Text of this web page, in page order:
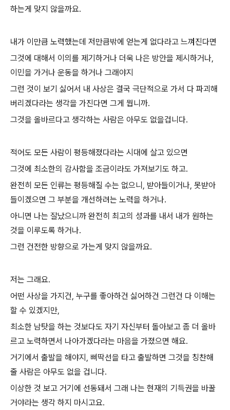
하는게 맞지 않을까요.
내가 이만큼 노력했는데 저만큼밖에 얻는게 없다라고 느껴진다면
그것에 대해서 이의를 제기하거나 더욱 나은 방안을 제시하거나,
이민을 가거나 운동을 하거나 그래야지
그런 것이 보기 싫어서 내 사상은 결국 극단적으로 가서 다 파괴해
버리겠다라는 생각을 가진다면 그게 뭡니까.
그것을 올바르다고 생각하는 사람은 아무도 없을겁니다.
적어도 모든 사람이 평등해졌다라는 시대에 살고 있으면
그것에 최소한의 감사함을 조금이라도 가져보기도 하고.
완전히 모든 인류는 평등해질 수는 없으니, 받아들이거나, 못받아
들이겠으면 그 부분을 개선하려는 노력을 하거나.
아니면 나는 잘났으니까 완전히 최고의 성과를 내서 내가 원하는
것을 이루도록 하거나.
그런 건전한 방향으로 가는게 맞지 않을까요.
저는 그래요.
어떤 사상을 가지건, 누구를 좋아하건 싫어하건 그런건 다 이해는
할 수 있겠지만,
최소한 남탓을 하는 것보다도 자기 자신부터 돌아보고 좀 더 올바
르고 노력하면서 나아가겠다라는 마음을 가졌으면 해요.
거기에서 출발을 해야지, 삐딱선을 타고 출발하면 그것을 칭찬해
줄 사람은 아무도 없을 겁니다.
이상한 것 보고 거기에 선동돼서 그래 나는 현재의 기득권을 바꿀
거야라는 생각 하지 마시고요.